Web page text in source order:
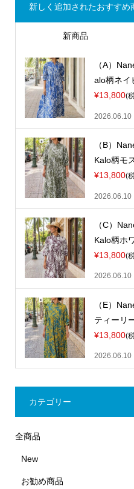
新しく追加されたおすすめ
新商品
（A）
alo柄ネイ
¥13,800(
2026.06.10
（B）
Kalo柄モ
¥13,800(
2026.06.10
（C）
Kalo柄ホ
¥13,800(
2026.06.10
（E）
ティーリ
¥13,800(
2026.06.10
カテゴリー
全商品
New
お勧め商品